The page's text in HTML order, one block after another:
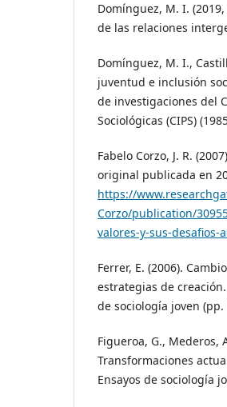
Domínguez, M. I.
de las relaciones
Domínguez, M. I.,
juventud e inclusión
de investigaciones del
Sociológicas (CIPS)
Fabelo Corzo, J. R.
original publicada en
https://
Corzo/publication/
valores-y-sus-desafios-
Ferrer, E. (2006).
estrategias de creación.
de sociología joven (pp.
Figueroa, G., Mederos,
Transformaciones
Ensayos de sociología